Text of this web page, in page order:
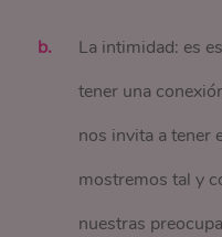
La intimidad: es
tener una
nos invita a tener
mostremos tal y
nuestras